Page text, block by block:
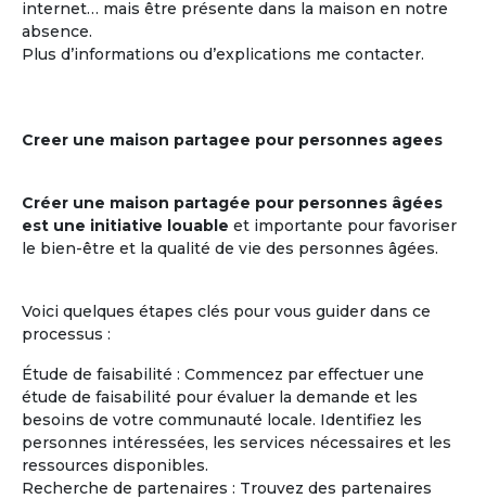
internet… mais être présente dans la maison en notre
absence.
Plus d’informations ou d’explications me contacter.
Creer une maison partagee pour personnes agees
Créer une maison partagée pour personnes âgées
est une initiative louable et importante pour favoriser
le bien-être et la qualité de vie des personnes âgées.
Voici quelques étapes clés pour vous guider dans ce
processus :
Étude de faisabilité : Commencez par effectuer une
étude de faisabilité pour évaluer la demande et les
besoins de votre communauté locale. Identifiez les
personnes intéressées, les services nécessaires et les
ressources disponibles.
Recherche de partenaires : Trouvez des partenaires